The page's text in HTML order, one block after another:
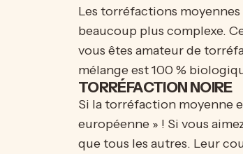
Les torréfactions
beaucoup plus complexe.
vous êtes amateur de
mélange est 100 %
TORRÉFACTION NOIRE
Si la torréfaction moyenne
européenne » ! Si vous
que tous les autres. Leur